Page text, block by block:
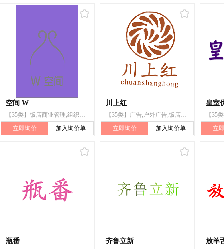
空间 W
【35类】饭店商业管理;组织商业或广告交易会;商业中介服务;通过网站提供商业信息;寻找赞助
立即询价
加入询价单
川上红
【35类】广告;户外广告;饭店商业管理;替他人推销;进出口代理;人员招收;商业企业迁移;打字;会计;寻找赞助
立即询价
加入询价单
皇室
立
瓶番 齐鲁立新 放羊